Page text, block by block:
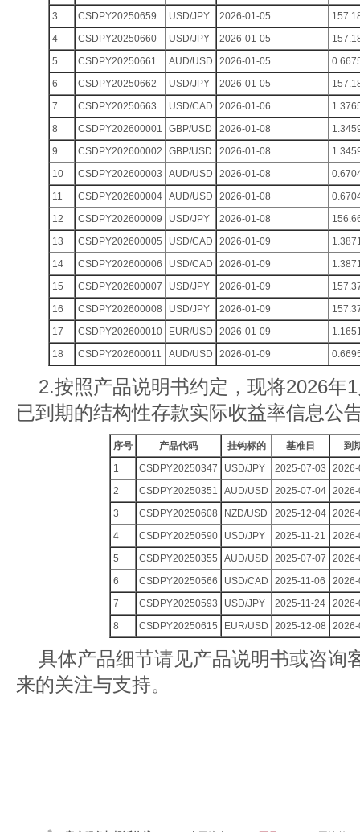
3
CSDPY20250659 USD/JPY 2026-01-05
4
CSDPY20250660 USD/JPY 2026-01-05
5
CSDPY20250661 AUD/USD 2026-01-05
6
CSDPY20250662 USD/JPY 2026-01-05
7
CSDPY20250663 USD/CAD 2026-01-06
8
CSDPY202600001 GBP/USD 2026-01-08
9
CSDPY202600002 GBP/USD 2026-01-08
10
CSDPY202600003 AUD/USD 2026-01-08
11
CSDPY202600004 AUD/USD 2026-01-08
12
CSDPY202600009 USD/JPY 2026-01-08
13
CSDPY202600005 USD/CAD 2026-01-09
14
CSDPY202600006 USD/CAD 2026-01-09
15
CSDPY202600007 USD/JPY 2026-01-09
16
CSDPY202600008 USD/JPY 2026-01-09
17
CSDPY202600010 EUR/USD 2026-01-09
18
CSDPY202600011 AUD/USD 2026-01-09
2.按照产品说明书约定，现将2026年
已到期的结构性存款实际收益率信息公
序号 产品代码 挂钩标的 基准日
到
1
CSDPY20250347 USD/JPY 2025-07-03
2
CSDPY20250351 AUD/USD 2025-07-04
3
CSDPY20250608 NZD/USD 2025-12-04
4
CSDPY20250590 USD/JPY 2025-11-21
5
CSDPY20250355 AUD/USD 2025-07-07
6
CSDPY20250566 USD/CAD 2025-11-06
7
CSDPY20250593 USD/JPY 2025-11-24
8
CSDPY20250615 EUR/USD 2025-12-08
具体产品细节请见产品说明书或咨询
来的关注与支持。